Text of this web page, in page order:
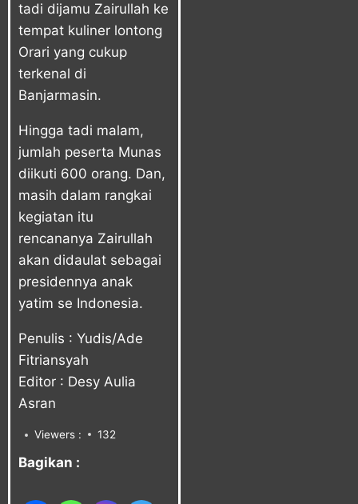
tadi dijamu Zairullah ke
tempat kuliner lontong
Orari yang cukup
terkenal di
Banjarmasin.
Hingga tadi malam,
jumlah peserta Munas
diikuti 600 orang. Dan,
masih dalam rangkai
kegiatan itu
rencananya Zairullah
akan didaulat sebagai
presidennya anak
yatim se Indonesia.
Penulis : Yudis/Ade
Fitriansyah
Editor : Desy Aulia
Asran
Viewers : 132
Bagikan :